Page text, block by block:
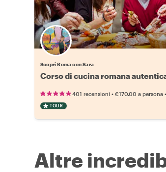
Scopri Roma con Sara
Corso di cucina romana
401 recensioni • €170.00 a persona •
TOUR
Altre